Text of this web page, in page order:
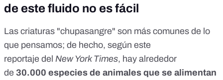
de este fluido no es fácil
Las criaturas "chupasangre" son más comunes de lo
que pensamos; de hecho, según este
reportaje del New York Times, hay alrededor
de 30.000 especies de animales que se alimentan